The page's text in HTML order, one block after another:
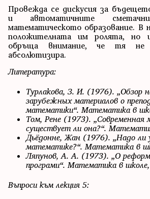
Провежда се дискусия за
и автоматичните
математическото образование. В
положителната им ролята,
обръща внимание, че тя
абсолютизира.
Литература:
Турлакова, З. И. (1976). „Обзор
зарубежных материалов о
математики“. Математика в
Том, Рене (1973). „Современная
существует ли она?“.
Дьёдонне, Жан (1976). „Надо ли
математике?“. Математика в
Ляпунов, А. А. (1973). „О
програми“. Математика в
Въпроси към лекция 5: